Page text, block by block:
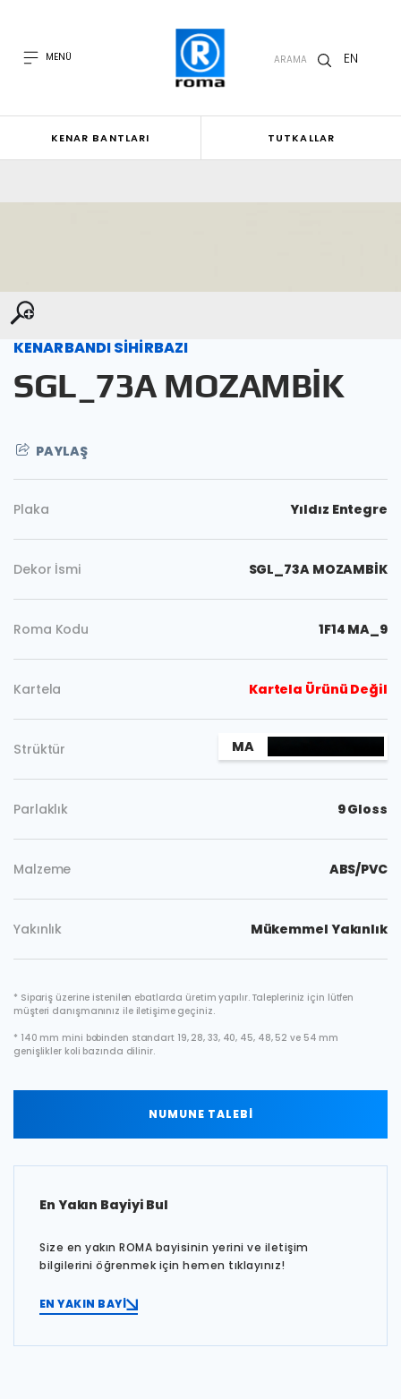
MENÜ ARAMA EN
KENAR BANTLARI TUTKALLAR
KENARBANDI SİHİRBAZI
SGL_73A MOZAMBİK
PAYLAŞ
Plaka Yıldız Entegre
Dekor İsmi SGL_73A MOZAMBİK
Roma Kodu 1F14 MA_9
Kartela Kartela Ürünü Değil
Strüktür MA
Parlaklık 9 Gloss
Malzeme ABS/PVC
Yakınlık Mükemmel Yakınlık
* Sipariş üzerine istenilen ebatlarda üretim yapılır. Talepleriniz için lütfen
müşteri danışmanınız ile iletişime geçiniz.
* 140 mm mini bobinden standart 19, 28, 33, 40, 45, 48, 52 ve 54 mm
genişlikler koli bazında dilinir.
NUMUNE TALEBİ
En Yakın Bayiyi Bul
Size en yakın ROMA bayisinin yerini ve iletişim
bilgilerini öğrenmek için hemen tıklayınız!
EN YAKIN BAYİ